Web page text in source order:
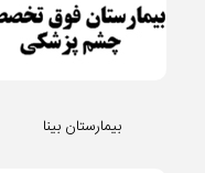
بیمارستان بینا